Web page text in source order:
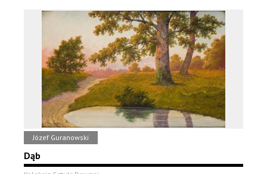
Józef Guranowski
Dąb